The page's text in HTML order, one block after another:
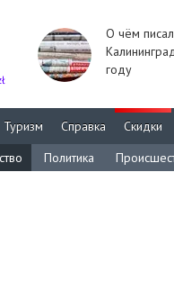
О чём
году
Туризм Справка Скидки
Политика